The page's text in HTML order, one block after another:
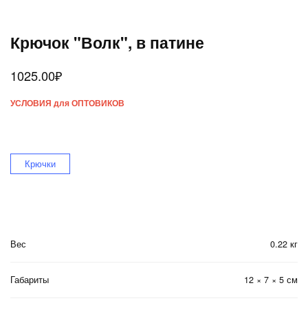
Крючок "Волк", в патине
1025.00₽
УСЛОВИЯ для ОПТОВИКОВ
Крючки
Вес 0.22 кг
Габариты 12 × 7 × 5 см